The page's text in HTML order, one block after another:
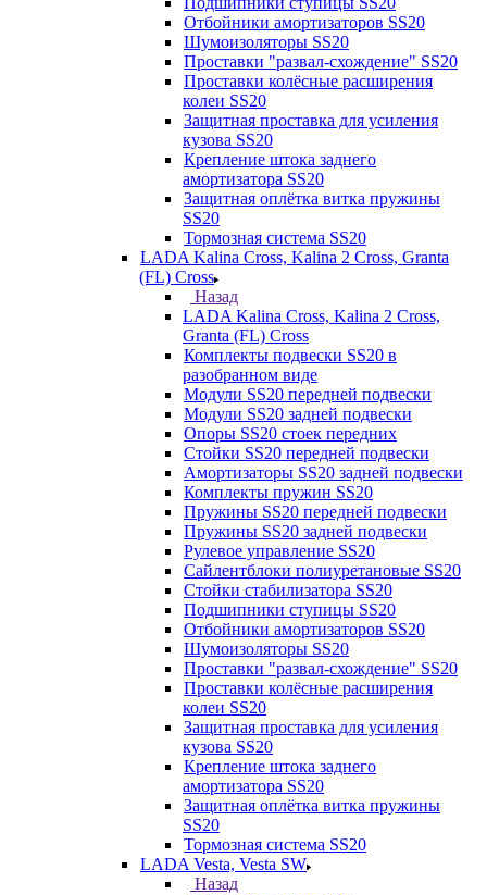
Отбойники амортизаторов SS20
Шумоизоляторы SS20
Проставки "развал-схождение" SS20
Проставки колёсные расширения
колеи SS20
Защитная проставка для усиления
кузова SS20
Крепление штока заднего
амортизатора SS20
Защитная оплётка витка пружины
SS20
Тормозная система SS20
LADA Kalina Cross, Kalina 2 Cross, Granta
(FL) Cross
Назад
LADA Kalina Cross, Kalina 2 Cross,
Granta (FL) Cross
Комплекты подвески SS20 в
разобранном виде
Модули SS20 передней подвески
Модули SS20 задней подвески
Опоры SS20 стоек передних
Стойки SS20 передней подвески
Амортизаторы SS20 задней подвески
Комплекты пружин SS20
Пружины SS20 передней подвески
Пружины SS20 задней подвески
Рулевое управление SS20
Сайлентблоки полиуретановые SS20
Стойки стабилизатора SS20
Подшипники ступицы SS20
Отбойники амортизаторов SS20
Шумоизоляторы SS20
Проставки "развал-схождение" SS20
Проставки колёсные расширения
колеи SS20
Защитная проставка для усиления
кузова SS20
Крепление штока заднего
амортизатора SS20
Защитная оплётка витка пружины
SS20
Тормозная система SS20
LADA Vesta, Vesta SW
Назад